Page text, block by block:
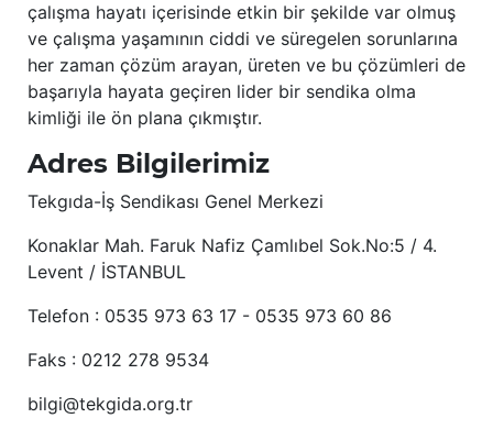
çalışma hayatı içerisinde etkin bir şekilde var olmuş
ve çalışma yaşamının ciddi ve süregelen sorunlarına
her zaman çözüm arayan, üreten ve bu çözümleri de
başarıyla hayata geçiren lider bir sendika olma
kimliği ile ön plana çıkmıştır.
Adres Bilgilerimiz
Tekgıda-İş Sendikası Genel Merkezi
Konaklar Mah. Faruk Nafiz Çamlıbel Sok.No:5 / 4.
Levent / İSTANBUL
Telefon : 0535 973 63 17 - 0535 973 60 86
Faks : 0212 278 9534
bilgi@tekgida.org.tr